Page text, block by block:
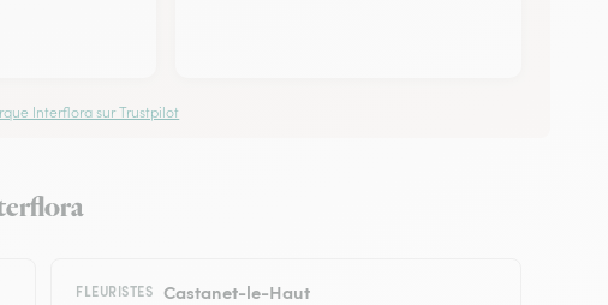
Interflora sur Trustpilot
FLEURISTES Castanet-le-Haut